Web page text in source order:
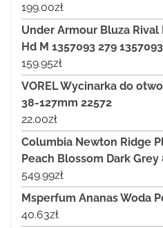
199.00zł
Under Armour Bluza
Hd M 1357093 279
159.95zł
VOREL Wycinarka do
38-127mm 22572
22.00zł
Columbia Newton Ridge
Peach Blossom Dark Grey
549.99zł
Msperfum Ananas Woda
40.63zł